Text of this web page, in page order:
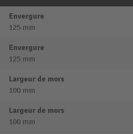
Envergure
125 mm
Envergure
125 mm
Largeur de mors
100 mm
Largeur de mors
100 mm